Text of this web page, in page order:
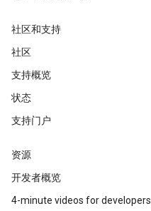
社区和支持
社区
支持概览
状态
支持门户
资源
开发者概览
4-minute videos for developers